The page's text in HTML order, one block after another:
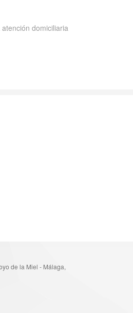
domiciliaria
de la Miel - Málaga,